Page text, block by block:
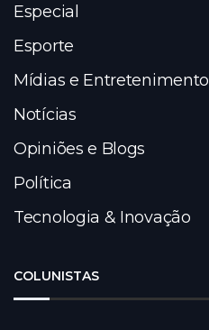
Especial
Esporte
Mídias e Entretenimento
Notícias
Opiniões e Blogs
Política
Tecnologia & Inovação
COLUNISTAS